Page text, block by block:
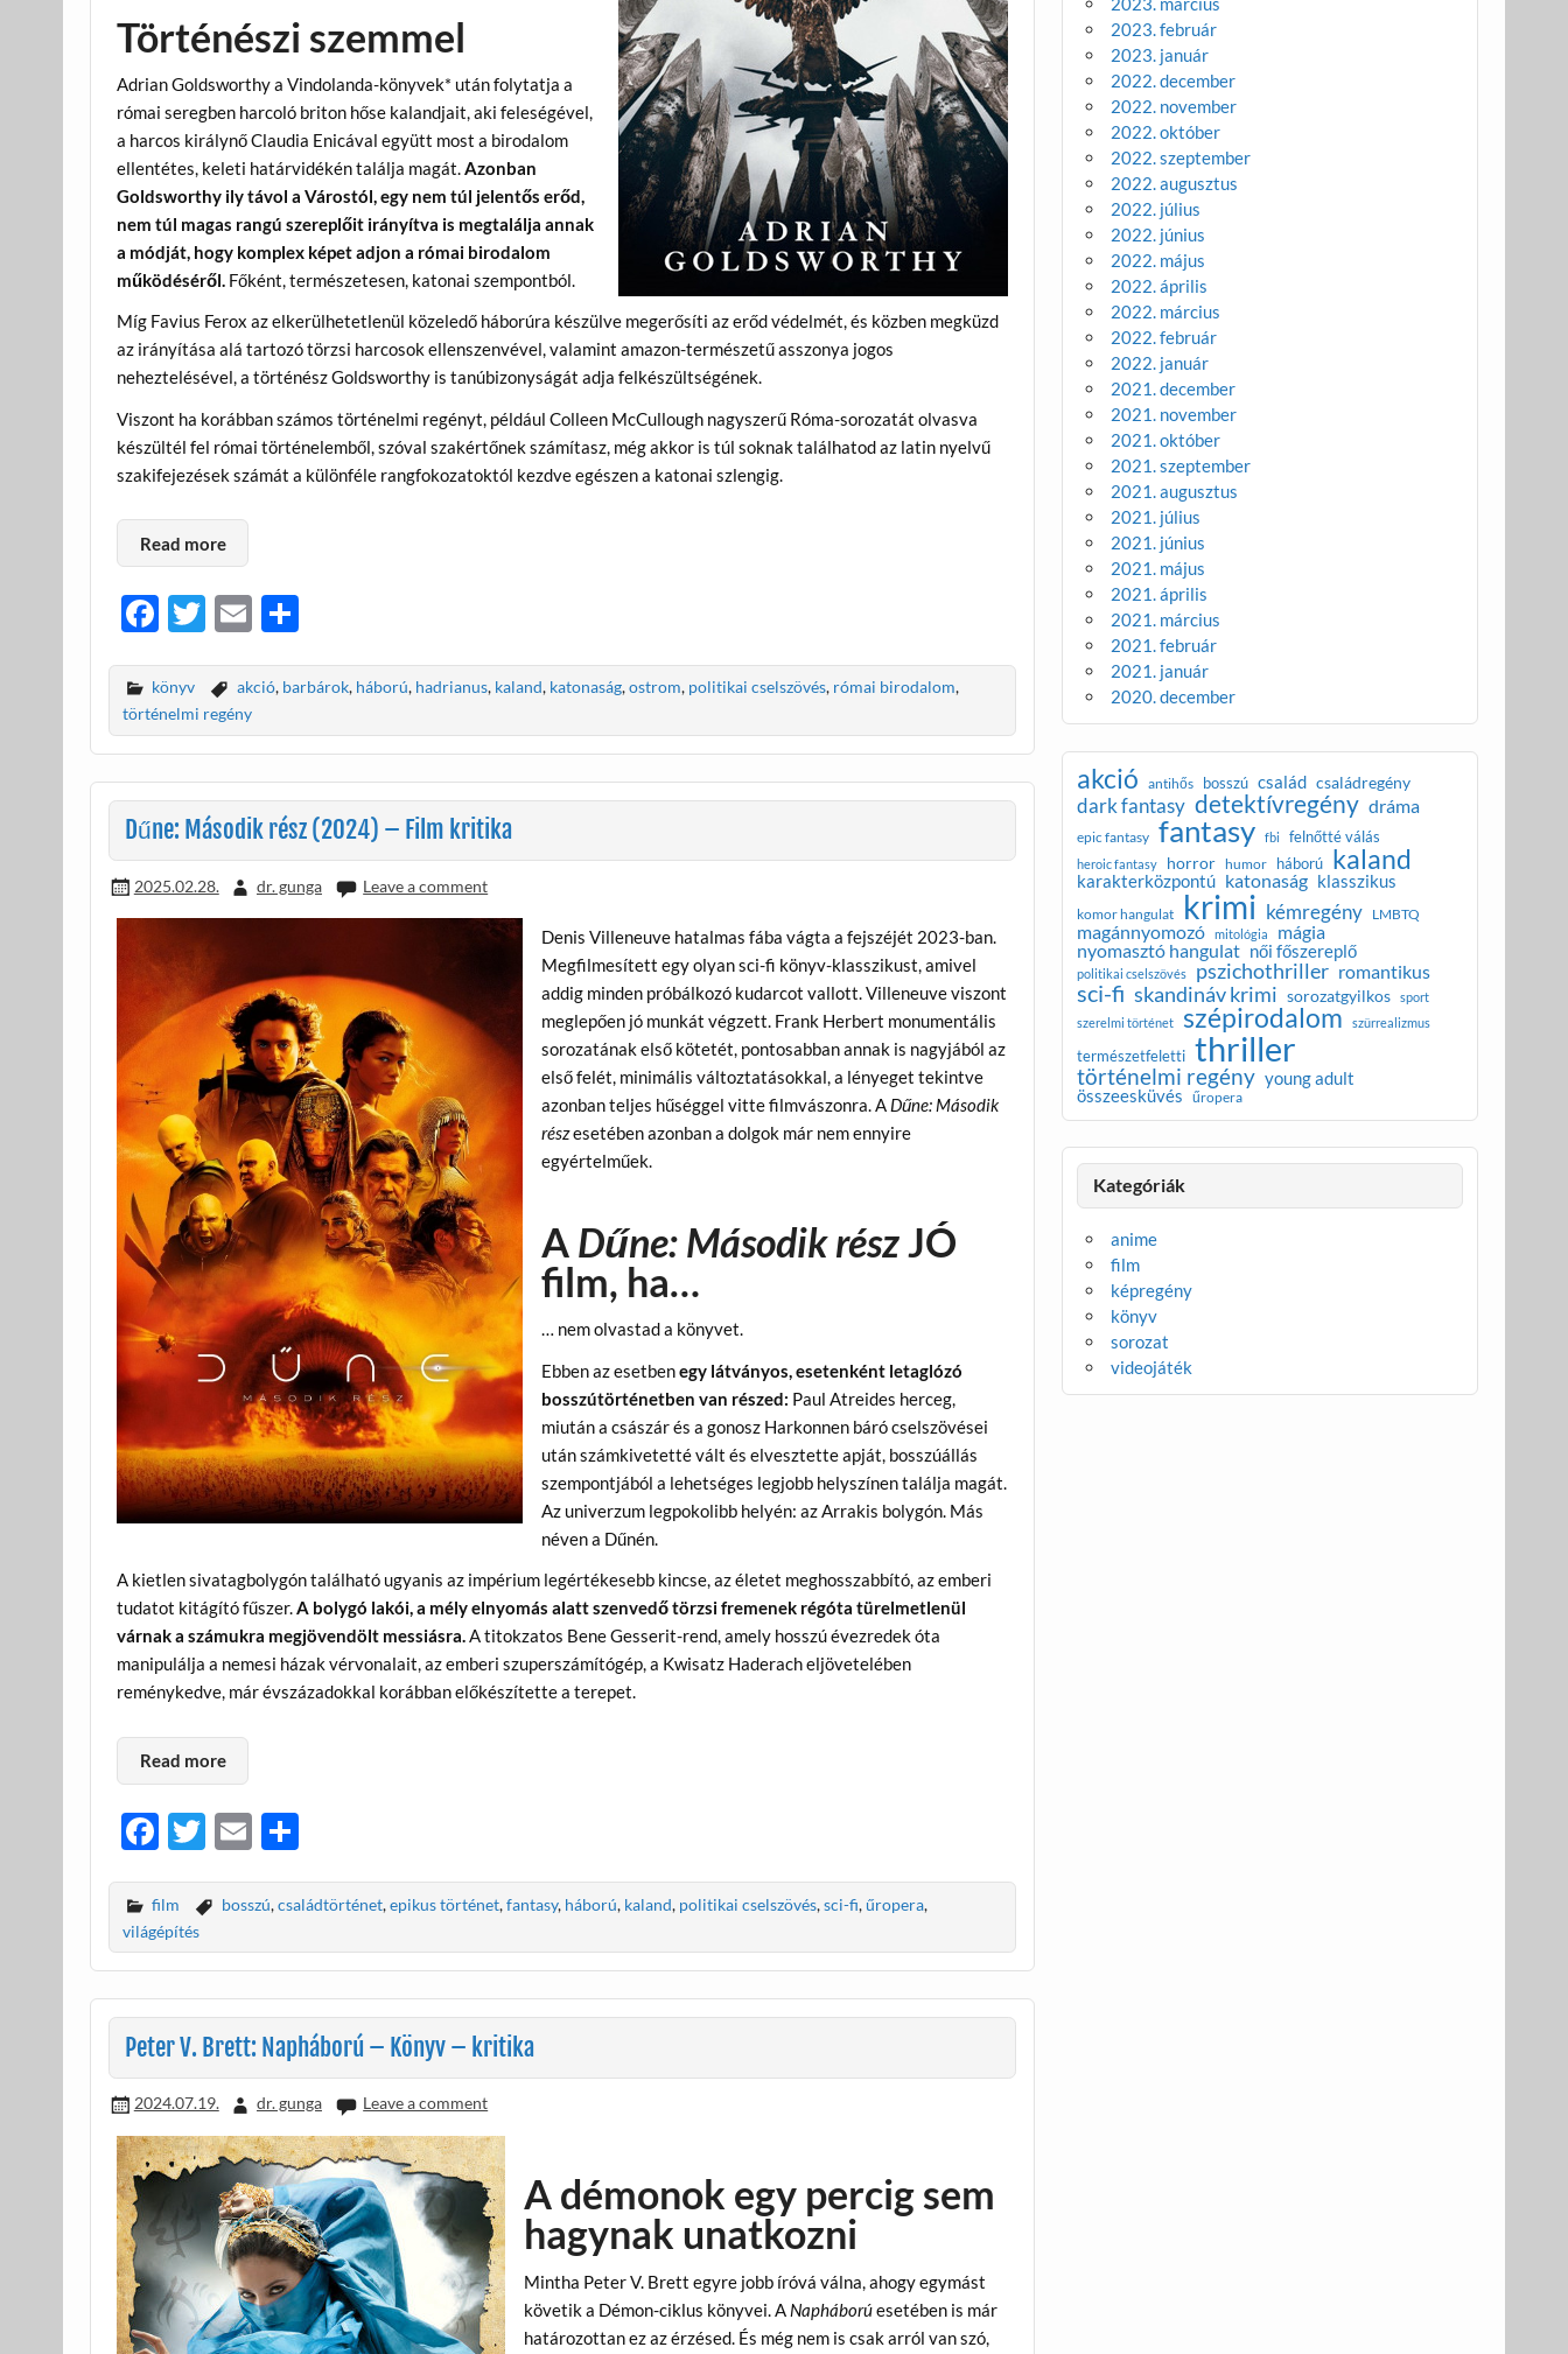
Történészi szemmel
Adrian Goldsworthy a Vindolanda-könyvek* után folytatja a
római seregben harcoló briton hőse kalandjait, aki feleségével,
a harcos királynő Claudia Enicával együtt most a birodalom
ellentétes, keleti határvidékén találja magát.Azonban
Goldsworthy ily távol a Várostól, egy nem túl jelentős erőd,
nem túl magas rangú szereplőit irányítva is megtalálja annak
a módját, hogy komplex képet adjon a római birodalom
működéséről. Főként, természetesen, katonai szempontból.
Míg Favius Ferox az elkerülhetetlenül közeledő háborúra készülve megerősíti az erőd védelmét, és közben megküzd
az irányítása alá tartozó törzsi harcosok ellenszenvével, valamint amazon-természetű asszonya jogos
neheztelésével, a történész Goldsworthy is tanúbizonyságát adja felkészültségének.
Viszont ha korábban számos történelmi regényt, például Colleen McCullough nagyszerű Róma-sorozatát olvasva
készültél fel római történelemből, szóval szakértőnek számítasz, még akkor is túl soknak találhatod az latin nyelvű
szakifejezések számát a különféle rangfokozatoktól kezdve egészen a katonai szlengig.
Read more
F
e
b
o
o
k
T
itt
er
E
ail za
m
e
g
könyv akció, barbárok, háború, hadrianus, kaland, katonaság,ostrom, politikai cselszövés, római birodalom,
történelmi regény
Dűne: Második rész (2024) – Film kritika
2025.02.28. dr. gunga Leave a comment
Denis Villeneuve hatalmas fába vágta a fejszéjét 2023-ban.
Megfilmesített egy olyan sci-fi könyv-klasszikust, amivel
addig minden próbálkozó kudarcot vallott. Villeneuve viszont
meglepően jó munkát végzett. Frank Herbert monumentális
sorozatának első kötetét, pontosabban annak is nagyjából az
első felét, minimális változtatásokkal, a lényeget tekintve
azonban teljes hűséggel vitte filmvászonra. ADűne: Második
részesetében azonban a dolgok már nem ennyire
egyértelműek.
ADűne: Második részJÓ
film, ha…
… nem olvastad a könyvet.
Ebben az esetbenegy látványos, esetenként letaglózó
bosszútörténetben van részed: Paul Atreides herceg,
miután a császár és a gonosz Harkonnen báró cselszövései
után számkivetetté vált és elvesztette apját, bosszúállás
szempontjából a lehetséges legjobb helyszínen találja magát.
Az univerzum legpokolibb helyén: az Arrakis bolygón. Más
néven a Dűnén.
A kietlen sivatagbolygón található ugyanis az impérium legértékesebb kincse, az életet meghosszabbító, az emberi
tudatot kitágító fűszer.A bolygó lakói, a mély elnyomás alatt szenvedő törzsi fremenek régóta türelmetlenül
várnak a számukra megjövendölt messiásra.A titokzatos Bene Gesserit-rend, amely hosszú évezredek óta
manipulálja a nemesi házak vérvonalait, az emberi szuperszámítógép, a Kwisatz Haderach eljövetelében
reménykedve, már évszázadokkal korábban előkészítette a terepet.
Read more
F
e
b
o
o
k
T
itt
er
E
ail za
m
e
g
film bosszú,családtörténet,epikus történet,fantasy, háború, kaland, politikai cselszövés,sci-fi, űropera,
világépítés
Peter V. Brett: Napháború – Könyv – kritika
2024.07.19. dr. gunga Leave a comment
A démonok egy percig sem
hagynak unatkozni
Mintha Peter V. Brett egyre jobb íróvá válna, ahogy egymást
követik a Démon-ciklus könyvei. A Napháborúesetében is már
határozottan ez az érzésed. És még nem is csak arról van szó,
2023. február
2023. január
2022. december
2022. november
2022. október
2022. szeptember
2022. augusztus
2022. július
2022. június
2022. május
2022. április
2022. március
2022. február
2022. január
2021. december
2021. november
2021. október
2021. szeptember
2021. augusztus
2021. július
2021. június
2021. május
2021. április
2021. március
2021. február
2021. január
2020. december
akció antihős bosszú család családregény
dark fantasy detektívregény dráma
epic fantasy fantasy fbi felnőtté válás
heroic fantasy horror humor háború kaland
karakterközpontú katonaság klasszikus
komor hangulat krimi kémregény LMBTQ
magánnyomozó mitológia mágia
nyomasztó hangulat női főszereplő
politikai cselszövés pszichothriller romantikus
sci-fi skandináv krimi sorozatgyilkos
sport
szerelmi történet
szépirodalom szürrealizmus
természetfeletti thriller
történelmi regény young adult
összeesküvés
űropera
Kategóriák
anime
film
képregény
könyv
sorozat
videojáték